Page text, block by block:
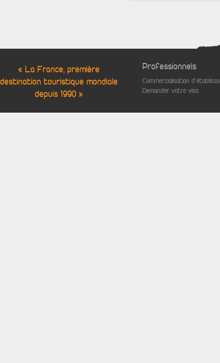
« La France, première
destination touristique mondiale
depuis 1990 »
Professionnels
Commercialisation
Demander votre visa